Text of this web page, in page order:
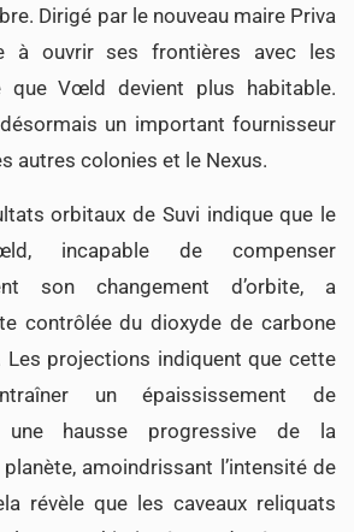
Dirigé par le nouveau maire Priva
à ouvrir ses frontières avec les
que Vœld devient plus habitable.
un important fournisseur
autres colonies et le Nexus.
orbitaux de Suvi indique que le
incapable de compenser
son changement d’orbite, a
contrôlée du dioxyde de carbone
Les projections indiquent que cette
un épaississement de
une hausse progressive de la
amoindrissant l’intensité de
révèle que les caveaux reliquats